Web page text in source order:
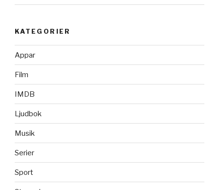
KATEGORIER
Appar
Film
IMDB
Ljudbok
Musik
Serier
Sport